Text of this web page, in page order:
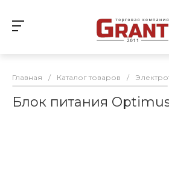
Главная / Каталог товаров /
Блок питания Optimus